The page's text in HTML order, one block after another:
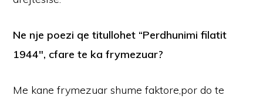
Ne nje poezi qe titullohet “Perdhunimi filatit
1944″, cfare te ka frymezuar?
Me kane frymezuar shume faktore,por do te